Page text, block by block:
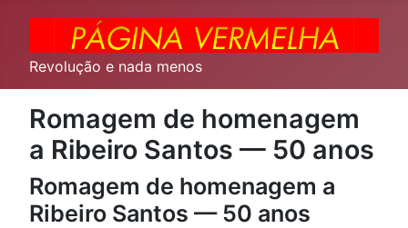
Revolução e nada menos
Romagem de homenagem
a Ribeiro Santos — 50 anos
Romagem de homenagem a
Ribeiro Santos — 50 anos